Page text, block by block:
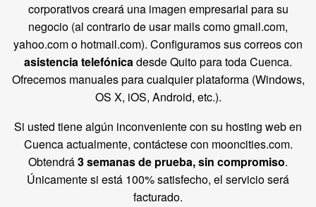
corporativos creará una imagen empresarial para su
negocio (al contrario de usar mails como gmail.com,
yahoo.com o hotmail.com). Configuramos sus correos con
asistencia telefónicadesde Quito para toda Cuenca.
Ofrecemos manuales para cualquier plataforma (Windows,
OS X, iOS, Android, etc.).
Si usted tiene algún inconveniente con su hosting web en
Cuenca actualmente, contáctese con mooncities.com.
Obtendrá3 semanas de prueba, sin compromiso.
Únicamente si está 100% satisfecho, el servicio será
facturado.